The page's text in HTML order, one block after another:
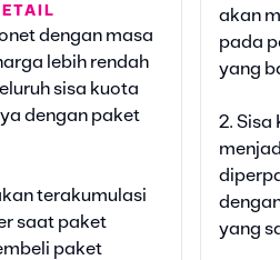
30 HARI
dengan masa
lebih rendah
sisa kuota
dengan paket
terakumulasi
saat paket
paket
akan
pada
yang
2. Sisa
yang